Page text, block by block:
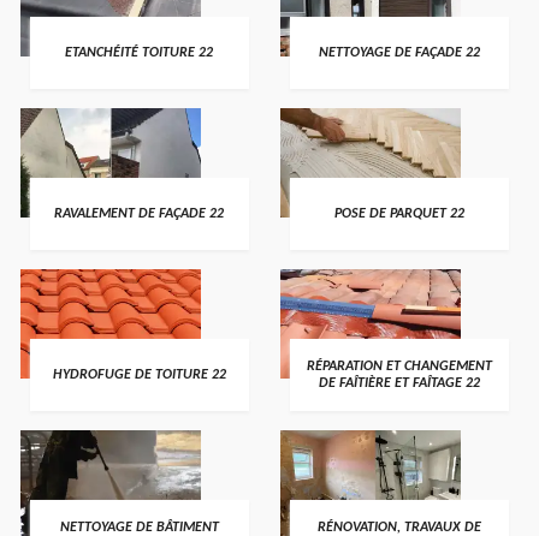
ETANCHÉITÉ TOITURE 22 NETTOYAGE DE FAÇADE 22
RAVALEMENT DE FAÇADE 22 POSE DE PARQUET 22
HYDROFUGE DE TOITURE 22
RÉPARATION ET CHANGEMENT
DE FAÎTIÈRE ET FAÎTAGE 22
NETTOYAGE DE BÂTIMENT
RÉNOVATION, TRAVAUX DE